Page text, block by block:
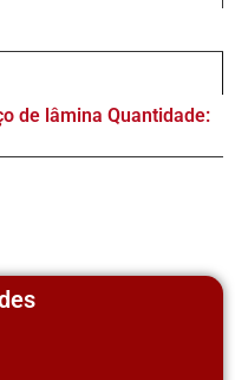
de lâmina Quantidade: